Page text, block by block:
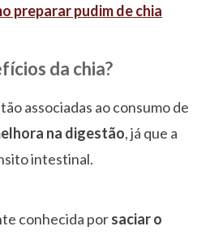
preparar pudim de chia
da chia?
associadas ao consumo de
na digestão, já que a
intestinal.
conhecida porsaciar o